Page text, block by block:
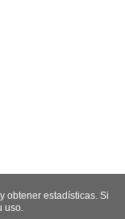
obtener estadísticas. Si
uso.